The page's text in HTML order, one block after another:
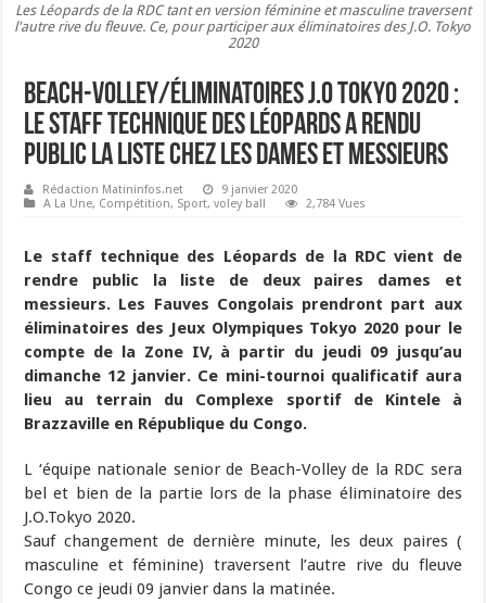
Les Léopards de la RDC tant en version féminine et masculine traversent
l'autre rive du fleuve. Ce, pour participer aux éliminatoires des J.O. Tokyo
2020
Beach-Volley/Éliminatoires J.O Tokyo 2020 :
Le staff technique des Léopards a rendu
public la liste chez les dames et messieurs
Rédaction Matininfos.net
9 janvier 2020
A La Une, Compétition, Sport,voley ball 2,784 Vues
Le staff technique des Léopards de la RDC vient de
rendre public la liste de deux paires dames et
messieurs. Les Fauves Congolais prendront part aux
éliminatoires des Jeux Olympiques Tokyo 2020 pour le
compte de la Zone IV, à partir du jeudi 09 jusqu’au
dimanche 12 janvier. Ce mini-tournoi qualificatif aura
lieu au terrain du Complexe sportif de Kintele à
Brazzaville en République du Congo.
L ‘équipe nationale senior de Beach-Volley de la RDC sera
bel et bien de la partie lors de la phase éliminatoire des
J.O.Tokyo 2020.
Sauf changement de dernière minute, les deux paires (
masculine et féminine) traversent l’autre rive du fleuve
Congo ce jeudi 09 janvier dans la matinée.